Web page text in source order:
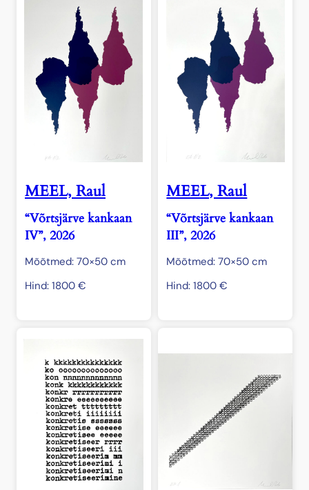
MEEL, Raul
“Võrtsjärve kankaan
IV”, 2026
Mõõtmed: 70×50 cm
Hind: 1800 €
MEEL, Raul
“Võrtsjärve kankaan
III”, 2026
Mõõtmed: 70×50 cm
Hind:1800€